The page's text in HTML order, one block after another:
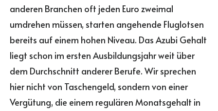
anderen Branchen oft jeden Euro zweimal
umdrehen müssen, starten angehende Fluglotsen
bereits auf einem hohen Niveau. Das Azubi Gehalt
liegt schon im ersten Ausbildungsjahr weit über
dem Durchschnitt anderer Berufe. Wir sprechen
hier nicht von Taschengeld, sondern von einer
Vergütung, die einem regulären Monatsgehalt in